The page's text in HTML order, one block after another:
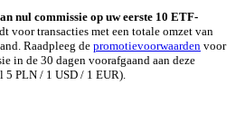
nul commissie op uw eerste 10 ETF-
voor transacties met een totale omzet van
Raadpleeg de promotievoorwaarden voor
in de 30 dagen voorafgaand aan deze
5 PLN / 1 USD / 1 EUR).